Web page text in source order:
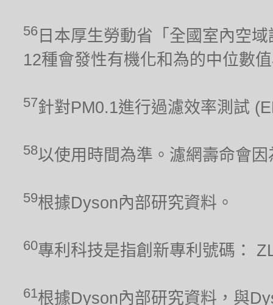
56 日本厚生勞動省「全國室內空
12種會發性有機化和為的中位數
57針對PM0.1進行過濾效率測試
58以使用時間為準。濾網壽命會
59根據Dyson內部研究資料。
60專利科技是指創新專利號碼：
61根據Dyson內部研究資料，與